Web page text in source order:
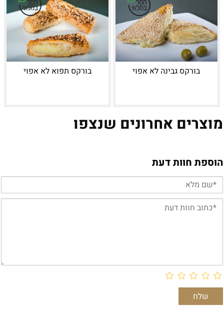
בורקס גבינה לא אפוי בורקס תפוא לא אפוי
מוצרים אחרונים שנצפו
הוספת חוות דעת